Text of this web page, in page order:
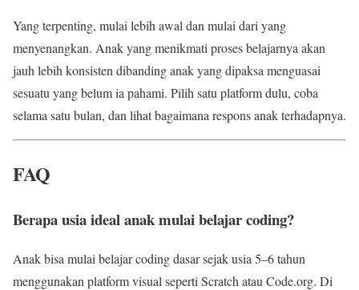
Yang terpenting, mulai lebih awal dan mulai dari yang
menyenangkan. Anak yang menikmati proses belajarnya akan
jauh lebih konsisten dibanding anak yang dipaksa menguasai
sesuatu yang belum ia pahami. Pilih satu platform dulu, coba
selama satu bulan, dan lihat bagaimana respons anak terhadapnya.
FAQ
Berapa usia ideal anak mulai belajar coding?
Anak bisa mulai belajar coding dasar sejak usia 5–6 tahun
menggunakan platform visual seperti Scratch atau Code.org. Di